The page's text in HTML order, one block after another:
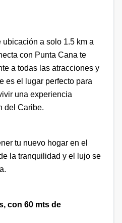
a solo 1.5 km a
con Punta Cana te
a todas las atracciones y
es el lugar perfecto para
una experiencia
del Caribe.
tu nuevo hogar en el
la tranquilidad y el lujo se
con 60 mts de